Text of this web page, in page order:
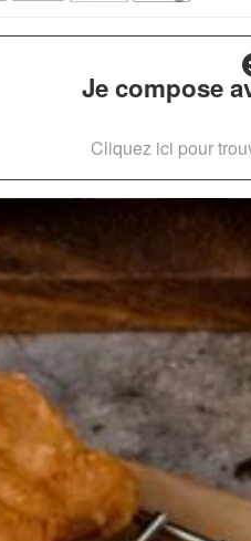
Je compose
Cliquez ici pour